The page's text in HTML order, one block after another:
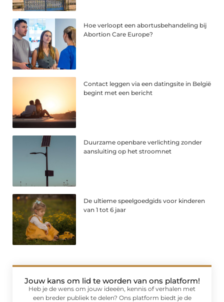
Hoe verloopt een abortusbehandeling bij
Abortion Care Europe?
Contact leggen via een datingsite in België
begint met een bericht
Duurzame openbare verlichting zonder
aansluiting op het stroomnet
De ultieme speelgoedgids voor kinderen
van 1 tot 6 jaar
Jouw kans om lid te worden van ons platform!
Heb je de wens om jouw ideeën, kennis of verhalen met
een breder publiek te delen? Ons platform biedt je de